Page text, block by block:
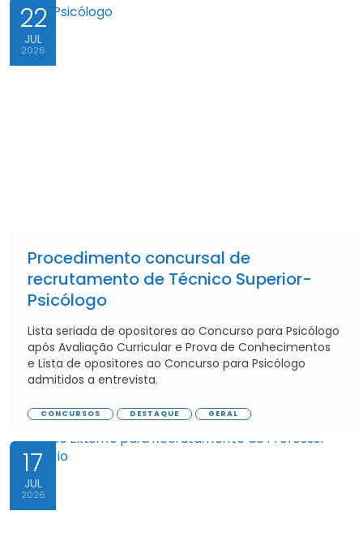
22
JUL
2026
Procedimento concursal de
recrutamento de Técnico Superior-
Psicólogo
Lista seriada de opositores ao Concurso para Psicólogo
após Avaliação Curricular e Prova de Conhecimentos
e Lista de opositores ao Concurso para Psicólogo
admitidos a entrevista.
CONCURSOS DESTAQUE GERAL
17
JUL
2026